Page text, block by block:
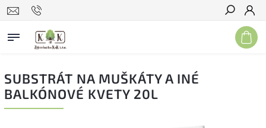
Hľadať
SUBSTRÁT NA MUŠKÁTY A INÉ
BALKÓNOVÉ KVETY 20L